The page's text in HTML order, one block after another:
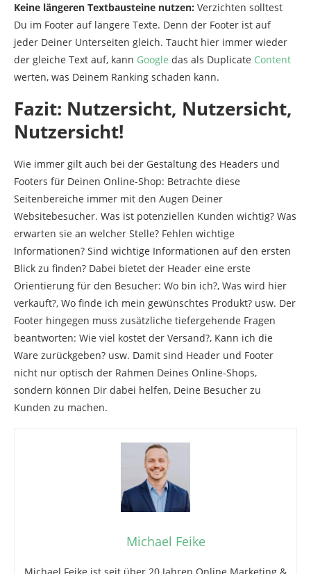
Keine längeren Textbausteine nutzen: Verzichten solltest
Du im Footer auf längere Texte. Denn der Footer ist auf
jeder Deiner Unterseiten gleich. Taucht hier immer wieder
der gleiche Text auf, kann Google das als Duplicate Content
werten, was Deinem Ranking schaden kann.
Fazit: Nutzersicht, Nutzersicht,
Nutzersicht!
Wie immer gilt auch bei der Gestaltung des Headers und
Footers für Deinen Online-Shop: Betrachte diese
Seitenbereiche immer mit den Augen Deiner
Websitebesucher. Was ist potenziellen Kunden wichtig? Was
erwarten sie an welcher Stelle? Fehlen wichtige
Informationen? Sind wichtige Informationen auf den ersten
Blick zu finden? Dabei bietet der Header eine erste
Orientierung für den Besucher: Wo bin ich?, Was wird hier
verkauft?, Wo finde ich mein gewünschtes Produkt? usw. Der
Footer hingegen muss zusätzliche tiefergehende Fragen
beantworten: Wie viel kostet der Versand?, Kann ich die
Ware zurückgeben? usw. Damit sind Header und Footer
nicht nur optisch der Rahmen Deines Online-Shops,
sondern können Dir dabei helfen, Deine Besucher zu
Kunden zu machen.
Michael Feike